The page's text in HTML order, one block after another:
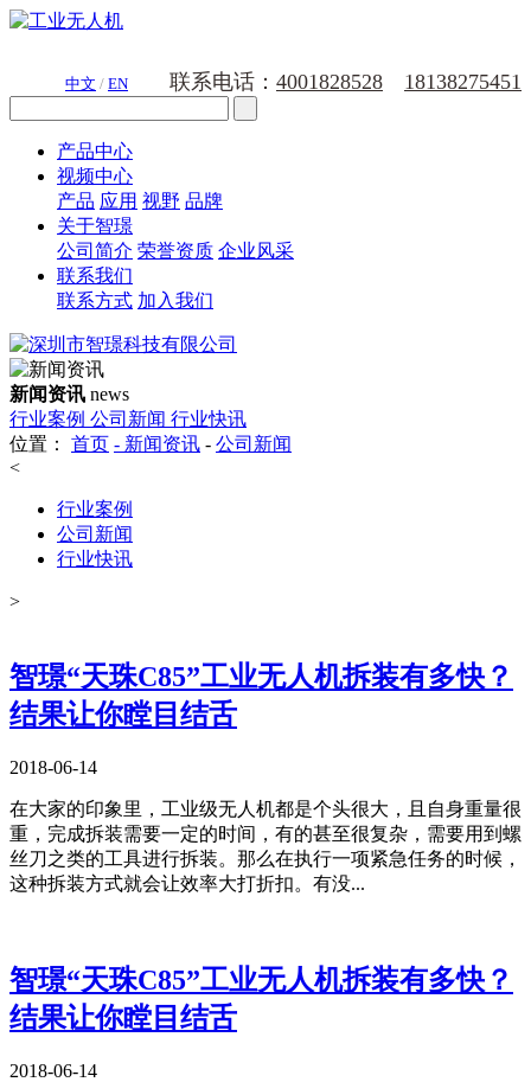
中文 / EN 联系电话： 4001828528 18138275451
产品中心
视频中心
产品 应用 视野 品牌
关于智璟
公司简介 荣誉资质 企业风采
联系我们
联系方式 加入我们
新闻资讯 news
行业案例 公司新闻 行业快讯
位置：
首页 - 新闻资讯 - 公司新闻
<
行业案例
公司新闻
行业快讯
>
智璟“天珠C85”工业无人机拆装有多快？
结果让你瞠目结舌
2018-06-14
在大家的印象里，工业级无人机都是个头很大，且自身重量很
重，完成拆装需要一定的时间，有的甚至很复杂，需要用到螺
丝刀之类的工具进行拆装。那么在执行一项紧急任务的时候，
这种拆装方式就会让效率大打折扣。有没...
智璟“天珠C85”工业无人机拆装有多快？
结果让你瞠目结舌
2018-06-14